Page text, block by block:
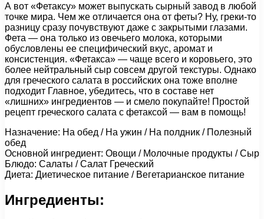
А вот «Фетаксу» может выпускать сырный завод в любой
точке мира. Чем же отличается она от феты? Ну, греки-то
разницу сразу почувствуют даже с закрытыми глазами.
Фета — она только из овечьего молока, которыми
обусловлены ее специфический вкус, аромат и
консистенция. «Фетакса» — чаще всего и коровьего, это
более нейтральный сыр совсем другой текстуры. Однако
для греческого салата в российских она тоже вполне
подходит Главное, убедитесь, что в составе нет
«лишних» ингредиентов — и смело покупайте! Простой
рецепт греческого салата с фетаксой — вам в помощь!
Назначение: На обед / На ужин / На полдник / Полезный
обед
Основной ингредиент: Овощи / Молочные продукты / Сыр
Блюдо: Салаты / Салат Греческий
Диета: Диетическое питание / Вегетарианское питание
Ингредиенты: